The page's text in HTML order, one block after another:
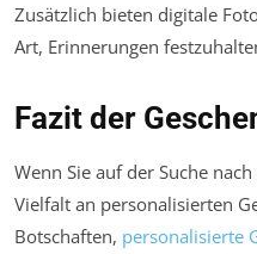
Zusätzlich bieten digitale
Art, Erinnerungen
Fazit der
Wenn Sie auf der Suche nach
Vielfalt an personalisierten
Botschaften, personalisierte